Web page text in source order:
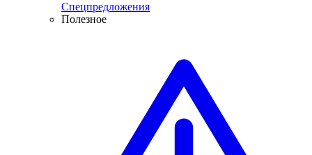
Спецпредложения
Полезное